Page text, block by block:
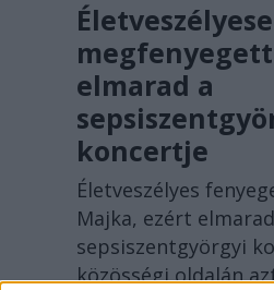
elmarad a
koncertje
Életveszélyes
Majka, ezért
sepsiszentgyörgyi
közösségi oldalán